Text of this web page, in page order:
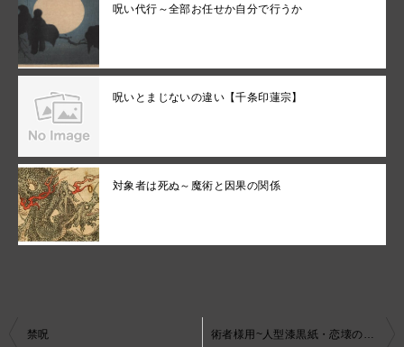
呪い代行～全部お任せか自分で行うか
呪いとまじないの違い【千条印蓮宗】
対象者は死ぬ～魔術と因果の関係
禁呪